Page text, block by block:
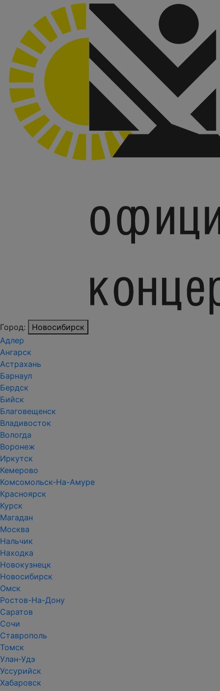
Город:
Новосибирск
Адлер
Ангарск
Астрахань
Барнаул
Бердск
Бийск
Благовещенск
Владивосток
Вологда
Воронеж
Иркутск
Кемерово
Комсомольск-На-Амуре
Красноярск
Курск
Магадан
Москва
Нальчик
Находка
Новокузнецк
Новосибирск
Омск
Ростов-На-Дону
Саратов
Сочи
Ставрополь
Томск
Улан-Удэ
Уссурийск
Хабаровск